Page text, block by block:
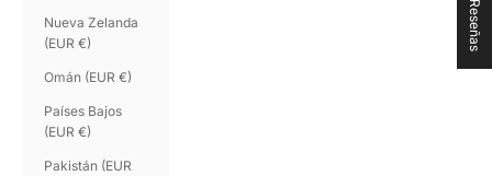
Nueva Zelanda
(EUR €)
Omán (EUR €)
Países Bajos
(EUR €)
Pakistán (EUR
★ Reseñas